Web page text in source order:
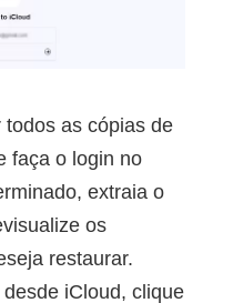
as cópias de
faça o login no
extraia o
os
restaurar.
iCloud, clique